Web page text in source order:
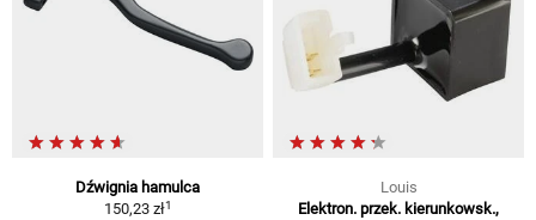
Dźwignia hamulca
150,23 zł1
Louis
Elektron. przek. kierunkowsk.,